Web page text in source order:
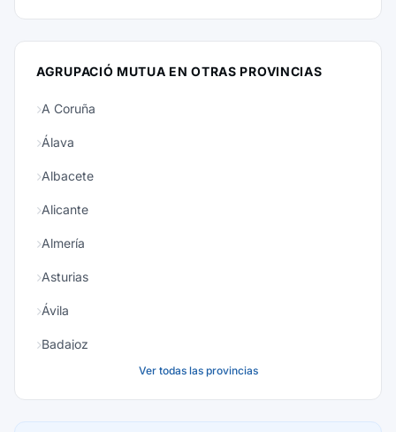
AGRUPACIÓ MUTUA EN OTRAS PROVINCIAS
A Coruña
Álava
Albacete
Alicante
Almería
Asturias
Ávila
Badajoz
Ver todas las provincias